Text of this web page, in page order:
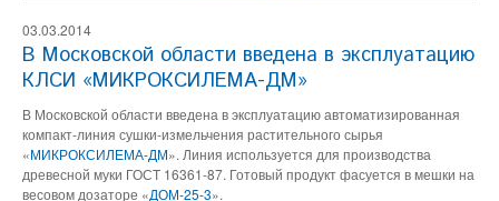
03.03.2014
В Московской области введена в эксплуатацию
КЛСИ «МИКРОКСИЛЕМА-ДМ»
В Московской области введена в эксплуатацию автоматизированная
компакт-линия сушки-измельчения растительного сырья
«МИКРОКСИЛЕМА-ДМ». Линия используется для производства
древесной муки ГОСТ 16361-87. Готовый продукт фасуется в мешки на
весовом дозаторе «ДОМ-25-3».